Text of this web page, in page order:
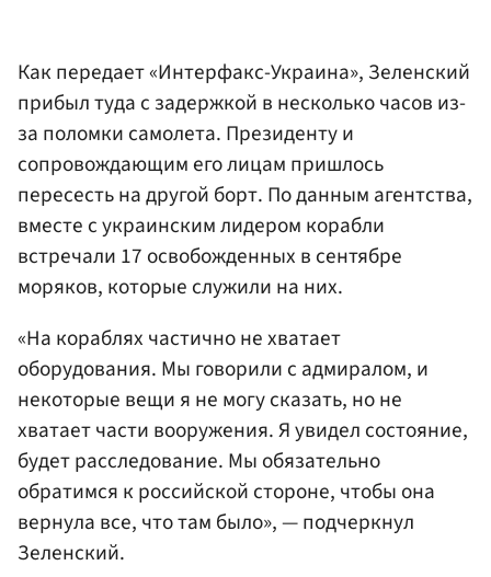
Как передает «Интерфакс-Украина», Зеленский
прибыл туда с задержкой в несколько часов из-
за поломки самолета. Президенту и
сопровождающим его лицам пришлось
пересесть на другой борт. По данным агентства,
вместе с украинским лидером корабли
встречали 17 освобожденных в сентябре
моряков, которые служили на них.
«На кораблях частично не хватает
оборудования. Мы говорили с адмиралом, и
некоторые вещи я не могу сказать, но не
хватает части вооружения. Я увидел состояние,
будет расследование. Мы обязательно
обратимся к российской стороне, чтобы она
вернула все, что там было», — подчеркнул
Зеленский.